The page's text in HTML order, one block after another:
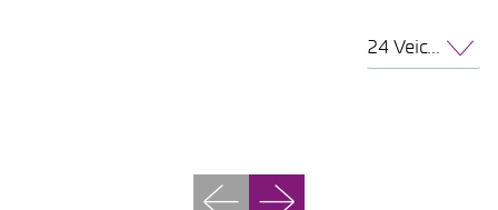
24 Veicoli per pagina